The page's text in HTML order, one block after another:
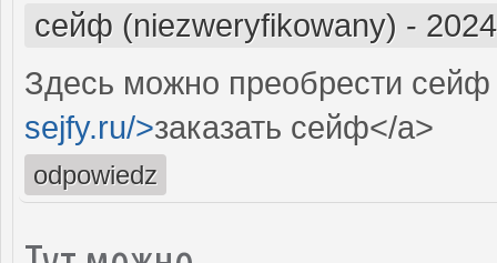
сейф (niezweryfikowany) -
Здесь можно преобрести
sejfy.ru/>заказать сейф</a>
odpowiedz